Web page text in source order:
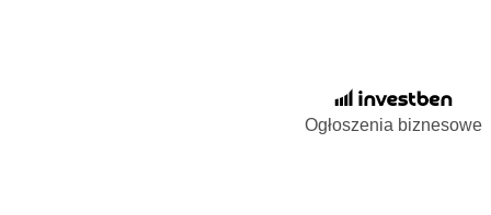
Ogłoszenia biznesowe